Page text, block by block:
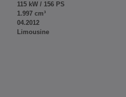
115 kW / 156 PS
1.997 cm³
04.2012
Limousine